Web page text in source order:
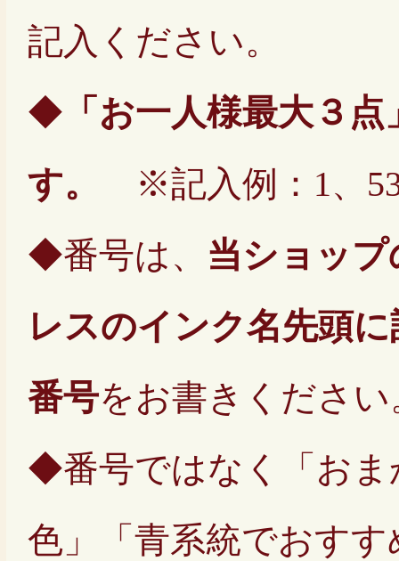
記入ください。
◆ 「お一人様最大３
す。
※記入例：1、
◆番号は、 当ショッ
レスのインク名先頭
番号をお書きください
◆番号ではなく「おま
色」「青系統でおす